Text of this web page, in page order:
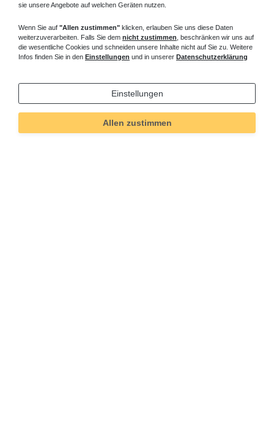
Merkmal
sie unsere Angebote auf welchen Geräten nutzen.
Wenn Sie auf "Allen zustimmen" klicken, erlauben Sie uns diese Daten
weiterzuverarbeiten. Falls Sie dem nicht zustimmen , beschränken wir uns auf
die wesentliche Cookies und schneiden unsere Inhalte nicht auf Sie zu. Weitere
Infos finden Sie in den Einstellungen und in unserer Datenschutzerklärung
Einstellungen
Allen zustimmen